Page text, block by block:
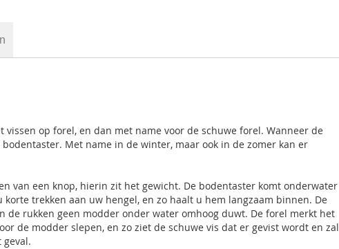
op forel, en dan met name voor de schuwe forel. Wanneer de
Met name in de winter, maar ook in de zomer kan er
van een knop, hierin zit het gewicht. De bodentaster komt onderwater
trekken aan uw hengel, en zo haalt u hem langzaam binnen. De
de rukken geen modder onder water omhoog duwt. De forel merkt het
de modder slepen, en zo ziet de schuwe vis dat er gevist wordt en zal